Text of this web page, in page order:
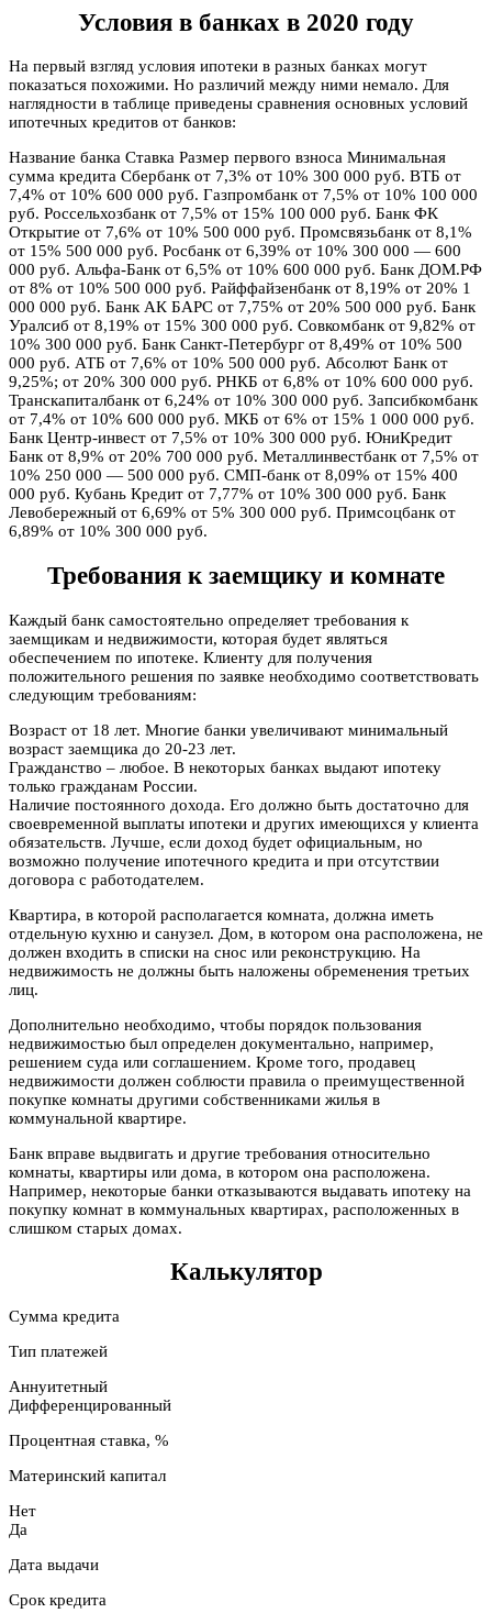
Условия в банках в 2020 году
На первый взгляд условия ипотеки в разных банках могут
показаться похожими. Но различий между ними немало. Для
наглядности в таблице приведены сравнения основных условий
ипотечных кредитов от банков:
Название банка Ставка Размер первого взноса Минимальная
сумма кредита Сбербанк от 7,3% от 10% 300 000 руб. ВТБ от
7,4% от 10% 600 000 руб. Газпромбанк от 7,5% от 10% 100 000
руб. Россельхозбанк от 7,5% от 15% 100 000 руб. Банк ФК
Открытие от 7,6% от 10% 500 000 руб. Промсвязьбанк от 8,1%
от 15% 500 000 руб. Росбанк от 6,39% от 10% 300 000 — 600
000 руб. Альфа-Банк от 6,5% от 10% 600 000 руб. Банк ДОМ.РФ
от 8% от 10% 500 000 руб. Райффайзенбанк от 8,19% от 20% 1
000 000 руб. Банк АК БАРС от 7,75% от 20% 500 000 руб. Банк
Уралсиб от 8,19% от 15% 300 000 руб. Совкомбанк от 9,82% от
10% 300 000 руб. Банк Санкт-Петербург от 8,49% от 10% 500
000 руб. АТБ от 7,6% от 10% 500 000 руб. Абсолют Банк от
9,25%; от 20% 300 000 руб. РНКБ от 6,8% от 10% 600 000 руб.
Транскапиталбанк от 6,24% от 10% 300 000 руб. Запсибкомбанк
от 7,4% от 10% 600 000 руб. МКБ от 6% от 15% 1 000 000 руб.
Банк Центр-инвест от 7,5% от 10% 300 000 руб. ЮниКредит
Банк от 8,9% от 20% 700 000 руб. Металлинвестбанк от 7,5% от
10% 250 000 — 500 000 руб. СМП-банк от 8,09% от 15% 400
000 руб. Кубань Кредит от 7,77% от 10% 300 000 руб. Банк
Левобережный от 6,69% от 5% 300 000 руб. Примсоцбанк от
6,89% от 10% 300 000 руб.
Требования к заемщику и комнате
Каждый банк самостоятельно определяет требования к
заемщикам и недвижимости, которая будет являться
обеспечением по ипотеке. Клиенту для получения
положительного решения по заявке необходимо соответствовать
следующим требованиям:
Возраст от 18 лет. Многие банки увеличивают минимальный
возраст заемщика до 20-23 лет.
Гражданство – любое. В некоторых банках выдают ипотеку
только гражданам России.
Наличие постоянного дохода. Его должно быть достаточно для
своевременной выплаты ипотеки и других имеющихся у клиента
обязательств. Лучше, если доход будет официальным, но
возможно получение ипотечного кредита и при отсутствии
договора с работодателем.
Квартира, в которой располагается комната, должна иметь
отдельную кухню и санузел. Дом, в котором она расположена, не
должен входить в списки на снос или реконструкцию. На
недвижимость не должны быть наложены обременения третьих
лиц.
Дополнительно необходимо, чтобы порядок пользования
недвижимостью был определен документально, например,
решением суда или соглашением. Кроме того, продавец
недвижимости должен соблюсти правила о преимущественной
покупке комнаты другими собственниками жилья в
коммунальной квартире.
Банк вправе выдвигать и другие требования относительно
комнаты, квартиры или дома, в котором она расположена.
Например, некоторые банки отказываются выдавать ипотеку на
покупку комнат в коммунальных квартирах, расположенных в
слишком старых домах.
Калькулятор
Сумма кредита
Тип платежей
Аннуитетный
Дифференцированный
Процентная ставка, %
Материнский капитал
Нет
Да
Дата выдачи
Срок кредита